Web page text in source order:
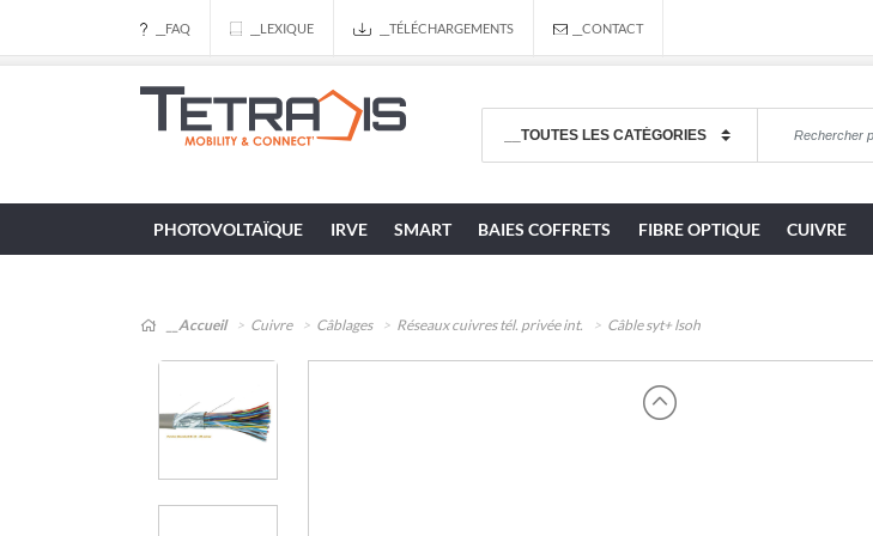
__FAQ __LEXIQUE __TÉLÉCHARGEMENTS __CONTACT
PHOTOVOLTAÏQUE IRVE SMART BAIES COFFRETS FIBRE OPTIQUE CUIVRE
__Accueil Cuivre Câblages Réseaux cuivres tél. privée int. Câble syt+ lsoh